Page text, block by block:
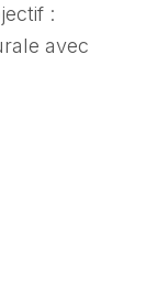
:
avec